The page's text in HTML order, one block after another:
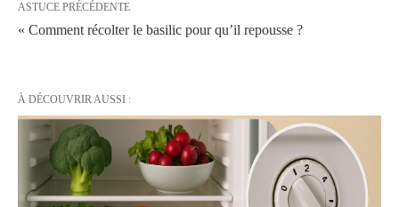
ASTUCE PRÉCÉDENTE
« Comment récolter le basilic pour qu’il repousse ?
À DÉCOUVRIR AUSSI :